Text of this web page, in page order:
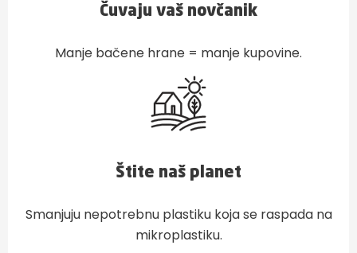
Čuvaju vaš novčanik
Manje bačene hrane = manje kupovine.
Štite naš planet
Smanjuju nepotrebnu plastiku koja se raspada na
mikroplastiku.